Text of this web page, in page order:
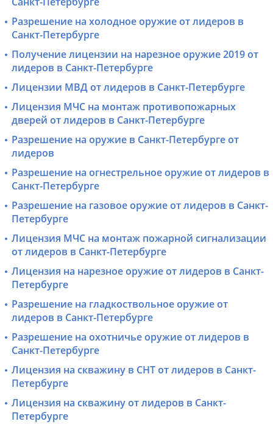
Разрешение на холодное оружие от лидеров в
Санкт-Петербурге
Получение лицензии на нарезное оружие 2019 от
лидеров в Санкт-Петербурге
Лицензии МВД от лидеров в Санкт-Петербурге
Лицензия МЧС на монтаж противопожарных
дверей от лидеров в Санкт-Петербурге
Разрешение на оружие в Санкт-Петербурге от
лидеров
Разрешение на огнестрельное оружие от лидеров в
Санкт-Петербурге
Разрешение на газовое оружие от лидеров в Санкт-
Петербурге
Лицензия МЧС на монтаж пожарной сигнализации
от лидеров в Санкт-Петербурге
Лицензия на нарезное оружие от лидеров в Санкт-
Петербурге
Разрешение на гладкоствольное оружие от
лидеров в Санкт-Петербурге
Разрешение на охотничье оружие от лидеров в
Санкт-Петербурге
Лицензия на скважину в СНТ от лидеров в Санкт-
Петербурге
Лицензия на скважину от лидеров в Санкт-
Петербурге